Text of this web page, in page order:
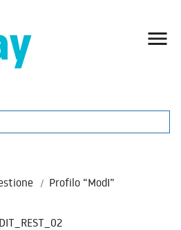

Profilo “ModI”